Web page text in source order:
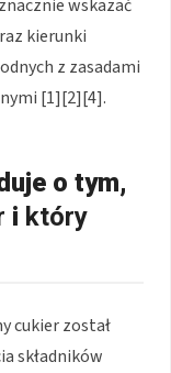
wskazać
kierunki
z zasadami
[1][2][4].
o tym,
i który
cukier został
składników